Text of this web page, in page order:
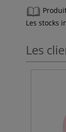
Les stocks
Les